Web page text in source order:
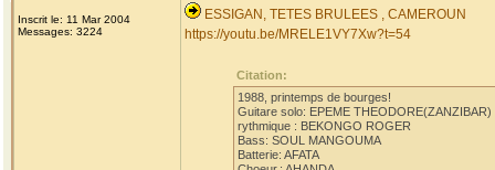
Inscrit le: 11 Mar 2004
Messages: 3224
ESSIGAN, TETES BRULEES , CAMEROUN
https://youtu.be/MRELE1VY7Xw?t=54
Citation:
1988, printemps de bourges!
Guitare solo: EPEME THEODORE(ZANZIBAR)
rythmique : BEKONGO ROGER
Bass: SOUL MANGOUMA
Batterie: AFATA